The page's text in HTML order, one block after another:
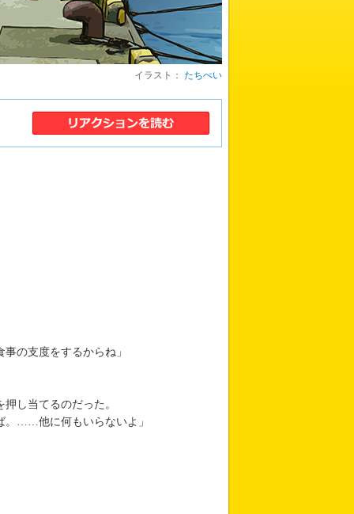
イラスト： たちぺい
の支度をするからね」
し当てるのだった。
。……他に何もいらないよ」